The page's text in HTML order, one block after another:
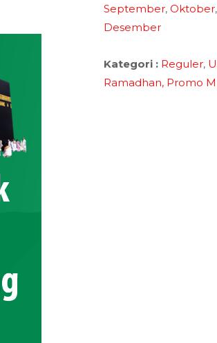
September, Oktober,
Desember
Kategori : Reguler,
Ramadhan, Promo